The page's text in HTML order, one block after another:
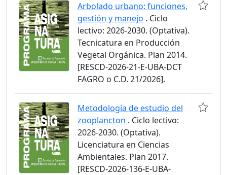
Arbolado urbano: funciones,
gestión y manejo . Ciclo
lectivo: 2026-2030. (Optativa).
Tecnicatura en Producción
Vegetal Orgánica. Plan 2014.
[RESCD-2026-21-E-UBA-DCT
FAGRO o C.D. 21/2026].
Metodología de estudio del
zooplancton . Ciclo lectivo:
2026-2030. (Optativa).
Licenciatura en Ciencias
Ambientales. Plan 2017.
[RESCD-2026-136-E-UBA-